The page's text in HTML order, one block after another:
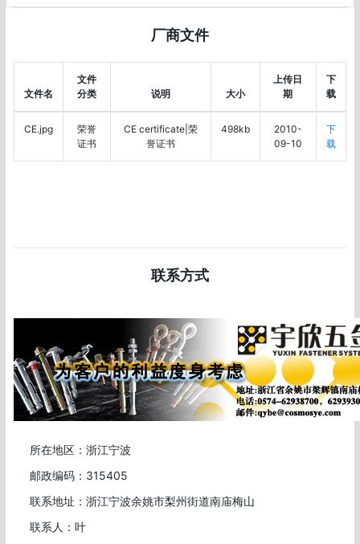
厂商文件
文件名
文件
分类
说明 大小
上传日
期
下
载
CE.jpg
荣誉
证书
CE certificate|荣
誉证书
498kb
2010-
09-10
下
载
联系方式
所在地区：浙江宁波
邮政编码：315405
联系地址：浙江宁波余姚市梨州街道南庙梅山
联系人：叶